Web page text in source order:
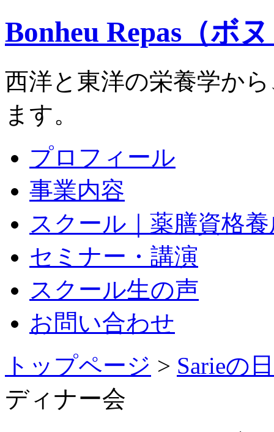
Bonheu Repas（ボ
西洋と東洋の栄養学か
ます。
プロフィール
事業内容
スクール｜薬膳資格
セミナー・講演
スクール生の声
お問い合わせ
トップページ > Sarieの
ディナー会